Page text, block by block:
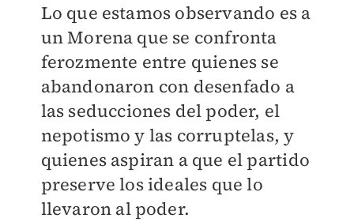
Lo que estamos observando es a
un Morena que se confronta
ferozmente entre quienes se
abandonaron con desenfado a
las seducciones del poder, el
nepotismo y las corruptelas, y
quienes aspiran a que el partido
preserve los ideales que lo
llevaron al poder.